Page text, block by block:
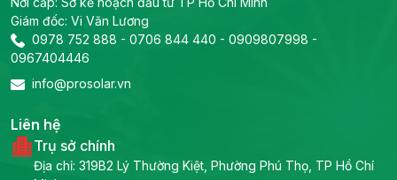
Giám đốc: Vi Văn Lương
0978 752 888 - 0706 844 440 - 0909807998 -
0967404446
info@prosolar.vn
Liên hệ
Trụ sở chính
Địa chỉ: 319B2 Lý Thường Kiệt, Phường Phú Thọ, TP Hồ Chí